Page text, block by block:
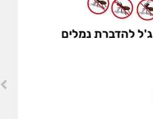
ג'ל להדברת נמלים